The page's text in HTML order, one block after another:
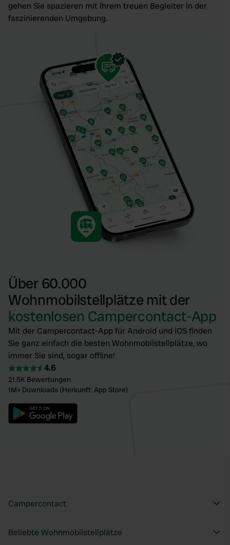
gehen Sie spazieren mit Ihrem treuen Begleiter in der
faszinierenden Umgebung.
Über 60.000
Wohnmobilstellplätze mit der
kostenlosen Campercontact-App
Mit der Campercontact-App für Android und iOS finden
Sie ganz einfach die besten Wohnmobilstellplätze, wo
immer Sie sind, sogar offline!
4.6
21.5K Bewertungen
1M+ Downloads (Herkunft: App Store)
Campercontact
Beliebte Wohnmobilstellplätze